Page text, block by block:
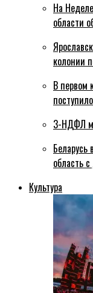
На
области
колонии
В первом
3-НДФЛ
область
Культура